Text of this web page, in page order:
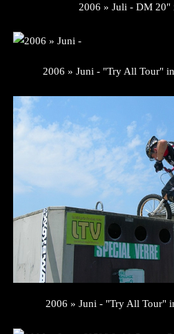
2006 » Juli - DM 20"
2006 » Juni - "Try All Tour"
2006 » Juni - "Try All Tour"